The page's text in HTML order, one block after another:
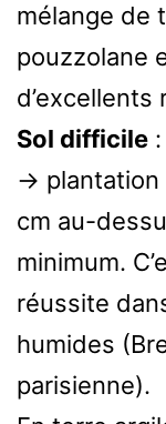
mélange de
pouzzolane
d’excellents
Sol difficile
→ plantation
cm au-
minimum.
réussite
humides
parisienne).